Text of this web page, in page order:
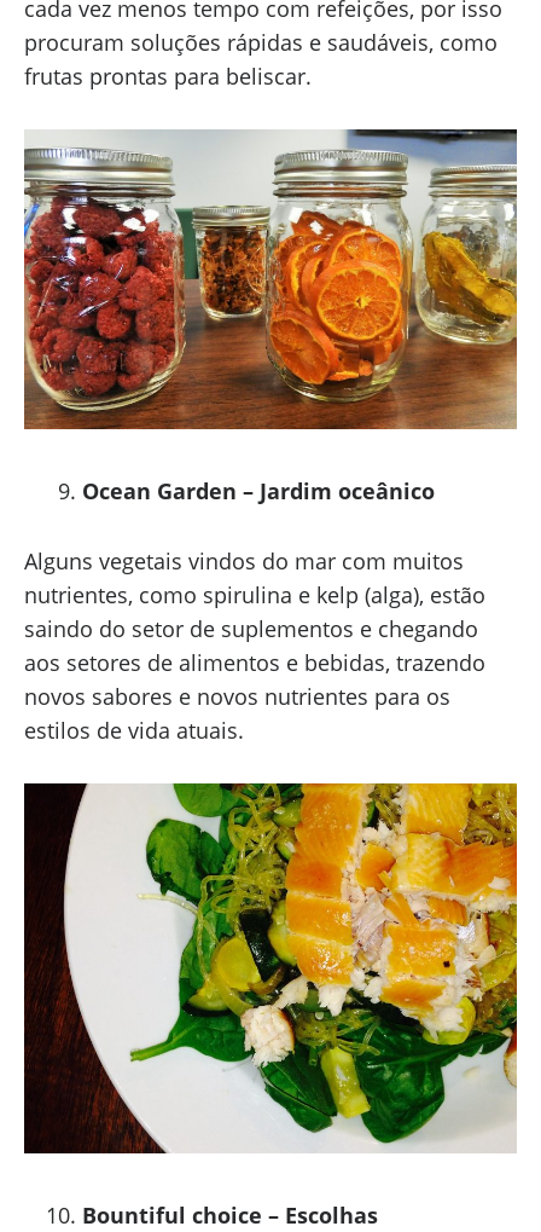
cada vez menos tempo com refeições, por isso
procuram soluções rápidas e saudáveis, como
frutas prontas para beliscar.
Ocean Garden – Jardim oceânico
Alguns vegetais vindos do mar com muitos
nutrientes, como spirulina e kelp (alga), estão
saindo do setor de suplementos e chegando
aos setores de alimentos e bebidas, trazendo
novos sabores e novos nutrientes para os
estilos de vida atuais.
Bountiful choice – Escolhas